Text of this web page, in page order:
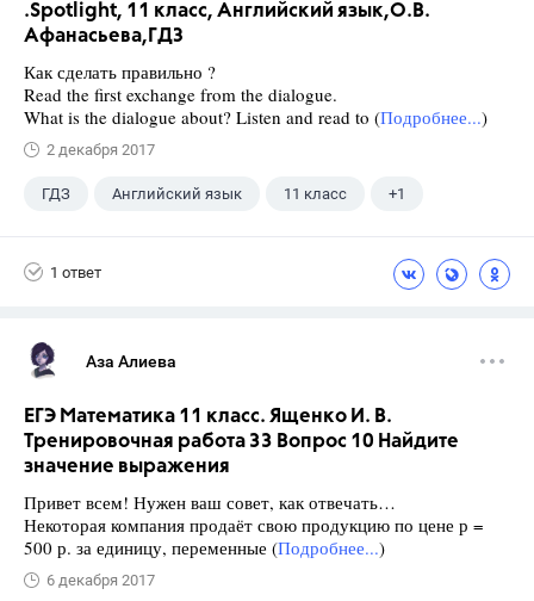
.Spotlight, 11 класс, Английский язык,О.В.
Афанасьева,ГДЗ
Как сделать правильно ?
Read the first exchange from the dialogue.
What is the dialogue about? Listen and read to (Подробнее...)
2 декабря 2017
ГДЗ Английский язык 11 класс +1
1 ответ
Аза Алиева
ЕГЭ Математика 11 класс. Ященко И. В.
Тренировочная работа 33 Вопрос 10 Найдите
значение выражения
Привет всем! Нужен ваш совет, как отвечать…
Некоторая компания продаёт свою продукцию по цене р =
500 р. за единицу, переменные (Подробнее...)
6 декабря 2017